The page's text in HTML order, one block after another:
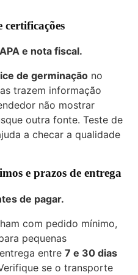
certificações
e nota fiscal.
de germinação no
trazem informação
não mostrar
outra fonte. Teste de
a checar a qualidade
e prazos de entrega
de pagar.
com pedido mínimo,
pequenas
entre 7 e 30 dias
se o transporte